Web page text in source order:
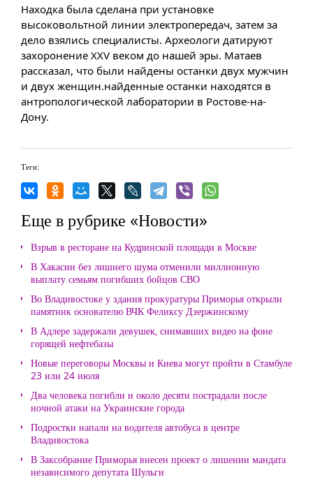
Находка была сделана при установке
высоковольтной линии электропередач, затем за
дело взялись специалисты. Археологи датируют
захоронение XXV веком до нашей эры. Матаев
рассказал, что были найдены останки двух мужчин
и двух женщин.найденные останки находятся в
антропологической лаборатории в Ростове-на-
Дону.
Теги:
Еще в рубрике «Новости»
Взрыв в ресторане на Кудринской площади в Москве
В Хакасии без лишнего шума отменили миллионную
выплату семьям погибших бойцов СВО
Во Владивостоке у здания прокуратуры Приморья открыли
памятник основателю ВЧК Феликсу Дзержинскому
В Адлере задержали девушек, снимавших видео на фоне
горящей нефтебазы
Новые переговоры Москвы и Киева могут пройти в Стамбуле
23 или 24 июля
Два человека погибли и около десяти пострадали после
ночной атаки на Украинские города
Подростки напали на водителя автобуса в центре
Владивостока
В Заксобрание Приморья внесен проект о лишении мандата
независимого депутата Шульги